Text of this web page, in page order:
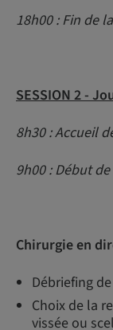
18h00 : Fin de
SESSION 2 -
8h30 : Accueil
9h00 : Début
Chirurgie en
Débriefing
Choix de la
vissée ou